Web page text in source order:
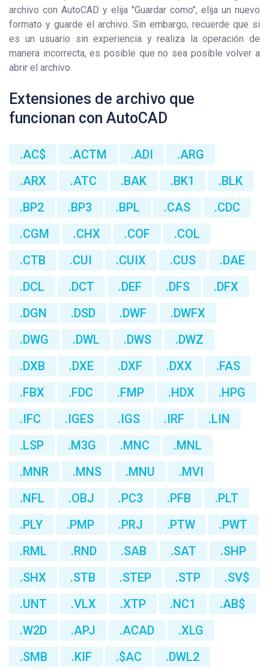
archivo con AutoCAD y elija "Guardar como", elija un nuevo
formato y guarde el archivo. Sin embargo, recuerde que si
es un usuario sin experiencia y realiza la operación de
manera incorrecta, es posible que no sea posible volver a
abrir el archivo.
Extensiones de archivo que
funcionan con AutoCAD
.AC$ .ACTM .ADI
.ARG
.ARX
.ATC .BAK .BK1
.BLK
.BP2
.BP3 .BPL .CAS
.CDC
.CGM
.CHX .COF
.COL
.CTB
.CUI .CUIX .CUS
.DAE
.DCL
.DCT .DEF .DFS
.DFX
.DGN
.DSD .DWF
.DWFX
.DWG
.DWL .DWS
.DWZ
.DXB
.DXE .DXF .DXX
.FAS
.FBX
.FDC .FMP .HDX
.HPG
.IFC
.IGES .IGS .IRF
.LIN
.LSP
.M3G .MNC
.MNL
.MNR
.MNS .MNU
.MVI
.NFL
.OBJ .PC3 .PFB
.PLT
.PLY
.PMP .PRJ .PTW
.PWT
.RML
.RND .SAB .SAT
.SHP
.SHX
.STB .STEP .STP
.SV$
.UNT
.VLX .XTP .NC1
.AB$
.W2D
.APJ .ACAD
.XLG
.SMB
.KIF .$AC
.DWL2